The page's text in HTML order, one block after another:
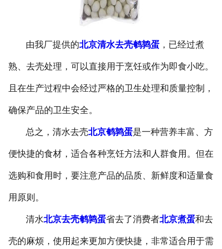
北京食品代加工
- 北京茶香味卤蛋
由我厂提供的北京清水去壳鹌鹑蛋，已经过煮
熟、去壳处理，可以直接用于烹饪或作为即食小吃。
且在生产过程中会经过严格的卫生处理和质量控制，
确保产品的卫生安全。
总之，清水去壳北京鹌鹑蛋是一种营养丰富、方
便快捷的食材，适合各种烹饪方法和人群食用。但在
选购和食用时，要注意产品的品质、新鲜度和适量食
用原则。
清水北京去壳鹌鹑蛋省去了消费者北京煮蛋和去
壳的麻烦，使用起来更加方便快捷，非常适合用于需